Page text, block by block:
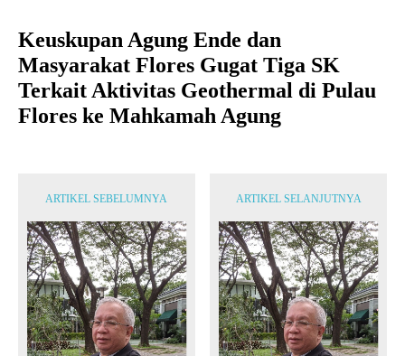
Keuskupan Agung Ende dan
Masyarakat Flores Gugat Tiga SK
Terkait Aktivitas Geothermal di Pulau
Flores ke Mahkamah Agung
ARTIKEL SEBELUMNYA ARTIKEL SELANJUTNYA